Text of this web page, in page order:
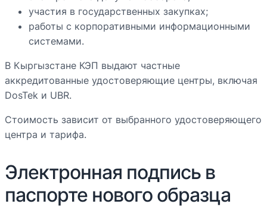
участия в государственных закупках;
работы с корпоративными информационными
системами.
В Кыргызстане КЭП выдают частные
аккредитованные удостоверяющие центры, включая
DosTek и UBR.
Стоимость зависит от выбранного удостоверяющего
центра и тарифа.
Электронная подпись в
паспорте нового образца